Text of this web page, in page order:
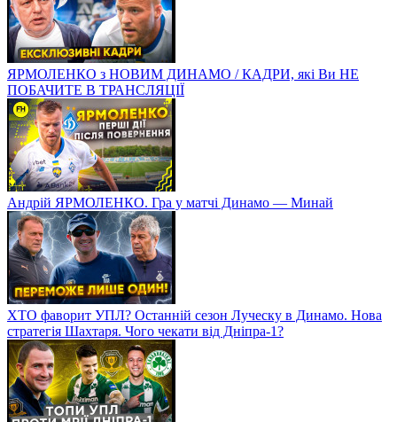
ЯРМОЛЕНКО з НОВИМ ДИНАМО / КАДРИ, які Ви НЕ
ПОБАЧИТЕ В ТРАНСЛЯЦІЇ
Андрій ЯРМОЛЕНКО. Гра у матчі Динамо — Минай
ХТО фаворит УПЛ? Останній сезон Луческу в Динамо. Нова
стратегія Шахтаря. Чого чекати від Дніпра-1?